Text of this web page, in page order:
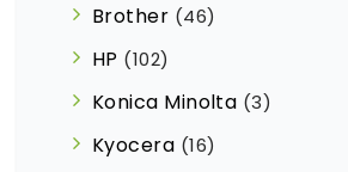
Brother (46)
HP (102)
Konica Minolta (3)
Kyocera (16)